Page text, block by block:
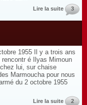
Lire la suite 3
1955 Il y a trois ans
é Ilyas Mimoun
lui, sur chaise
Marmoucha pour nous
du 2 octobre 1955
Lire la suite 2